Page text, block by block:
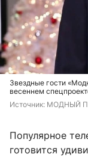
Звездные гости
весеннем
Источник: МОДНЫЙ
Популярное
готовится